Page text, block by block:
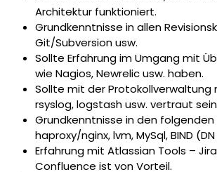
Architektur funktioniert.
Grundkenntnisse in allen
Git/Subversion usw.
Sollte Erfahrung im Umgang mit
wie Nagios, Newrelic usw. haben.
Sollte mit der Protokollverwaltung
rsyslog, logstash usw. vertraut
Grundkenntnisse in den folgenden
haproxy/nginx, lvm, MySql, BIND
Erfahrung mit Atlassian Tools –
Confluence ist von Vorteil.